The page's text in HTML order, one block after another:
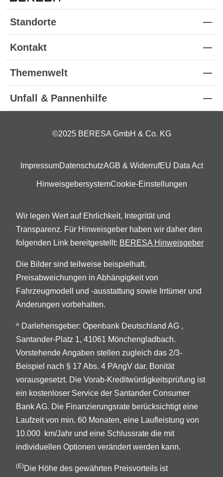
Standorte
Kontakt
Themenwelt
Unfall & Pannenhilfe
©2025 BERESA GmbH & Co. KG
ImpressumDatenschutzAGB & WiderrufEU Data Act
HinweisgebersystemCookie-Einstellungen
Wir legen Wert auf Ehrlichkeit, Integrität und
Transparenz. Für Hinweisgeber haben wir daher den
folgenden Link bereitgestellt: BERESA Hinweisgeber
Die Bilder sind teilweise beispielhaft.
Preisabweichungen in Abhängigkeit von
Fahrzeugmodell und -ausstattung sowie Irrtümer und
Änderungen vorbehalten.
A Darlehensgeber: Openbank Deutschland AG ,
Santander-Platz 1, 41061 Mönchengladbach.
Vorstehende Angaben stellen zugleich das 2/3-
Beispiel nach § 17 Abs. 4 PAngV dar. Bonität
vorausgesetzt. Die Vorab-Kreditwürdigkeitsprüfung ist
ein kostenloser Service der Santander Consumer
Bank AG. Die Finanzierungsrate berücksichtigt eine
Laufzeit von min. 60 Monaten, eine Laufleistung von
10.000 km/Jahr und eine Schlussrate die mit
individuellen Optionen verändert werden kann.
(E)Die Höhe des gewährten Preisvorteils ist